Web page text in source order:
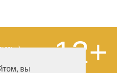
вы
\
на сайте,
12+